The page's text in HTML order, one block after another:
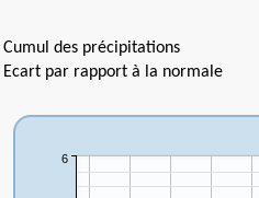
Cumul des précipitations
Ecart par rapport à la normale